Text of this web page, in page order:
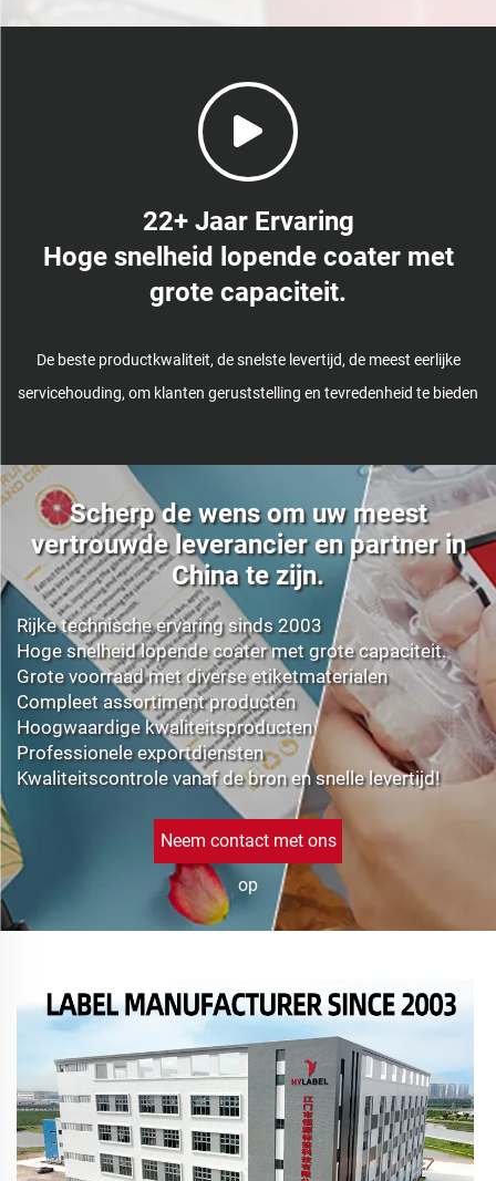
22+ Jaar Ervaring
Hoge snelheid lopende coater met
grote capaciteit.
De beste productkwaliteit, de snelste levertijd, de meest eerlijke
servicehouding, om klanten geruststelling en tevredenheid te bieden
Scherp de wens om uw meest
vertrouwde leverancier en partner in
China te zijn.
Rijke technische ervaring sinds 2003
Hoge snelheid lopende coater met grote capaciteit.
Grote voorraad met diverse etiketmaterialen
Compleet assortiment producten
Hoogwaardige kwaliteitsproducten
Professionele exportdiensten
Kwaliteitscontrole vanaf de bron en snelle levertijd!
Neem contact met ons
op